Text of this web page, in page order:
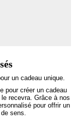
un cadeau unique.
pour créer un cadeau
recevra. Grâce à nos
pour offrir un
sens.